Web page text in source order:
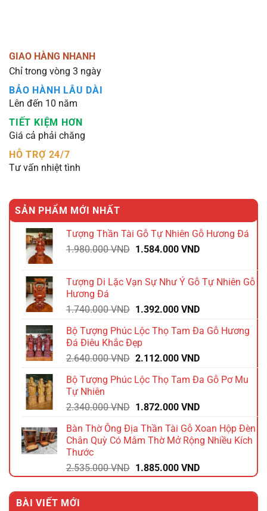
GIAO HÀNG NHANH
Chỉ trong vòng 3 ngày
BẢO HÀNH LÂU DÀI
Lên đến 10 năm
TIẾT KIỆM HƠN
Giá cả phải chăng
HỖ TRỢ 24/7
Tư vấn nhiệt tình
SẢN PHẨM MỚI NHẤT
Tượng Thần Tài Gỗ Tự Nhiên Gỗ Hương Đá
1.980.000VND Giá
1.980.000 VND.
1.584.000 VNDGiá
là:
Tượng Di Lặc Vạn Sự Như Ý Gỗ Tự Nhiên Gỗ
Hương Đá
1.740.000VND Giá
là:
1.740.000 VND.
1.392.000 VNDGiá
tại
1.392.000 VND.
Bộ Tượng Phúc Lộc Thọ Tam Đa Gỗ Hương
Đá Điêu Khắc Đẹp
2.640.000VND Giá
là:
2.112.000 VNDGiá
tại
2.112.000 VND.
Bộ Tượng Phúc Lộc Thọ Tam Đa Gỗ Pơ Mu
Tự Nhiên
2.340.000VND Giá
là:
2.340.000 VND.
1.872.000 VNDGiá
tại
là:
Bàn Thờ Ông Địa Thần Tài Gỗ Xoan Hộp Đèn
Chân Quỳ Có Mâm Thờ Mở Rộng Nhiều Kích
Thước
2.535.000VND Giá
gốc
là:
1.885.000 VNDGiá
hiện
tại
BÀI VIẾT MỚI